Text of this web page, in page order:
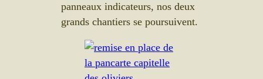
panneaux indicateurs, nos deux
grands chantiers se poursuivent.